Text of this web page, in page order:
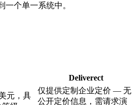
一个单一系统中。
Deliverect
元，具
仅提供定制企业定价 — 无
公开定价信息，需请求演